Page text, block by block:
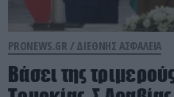
PRONEWS.GR / ΔΙΕΘΝΗΣ ΑΣΦΑΛΕΙΑ
Βάσει της